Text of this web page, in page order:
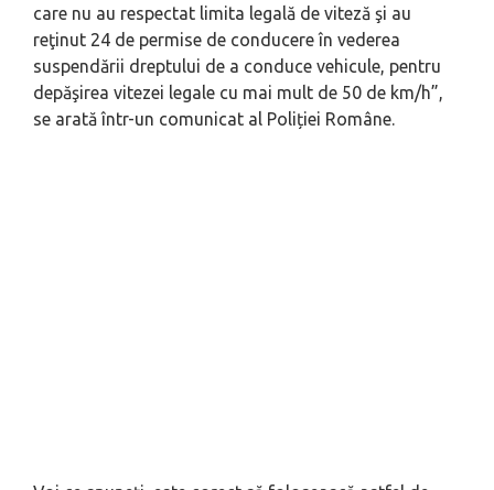
care nu au respectat limita legală de viteză şi au
reţinut 24 de permise de conducere în vederea
suspendării dreptului de a conduce vehicule, pentru
depăşirea vitezei legale cu mai mult de 50 de km/h”,
se arată într-un comunicat al Poliției Române.